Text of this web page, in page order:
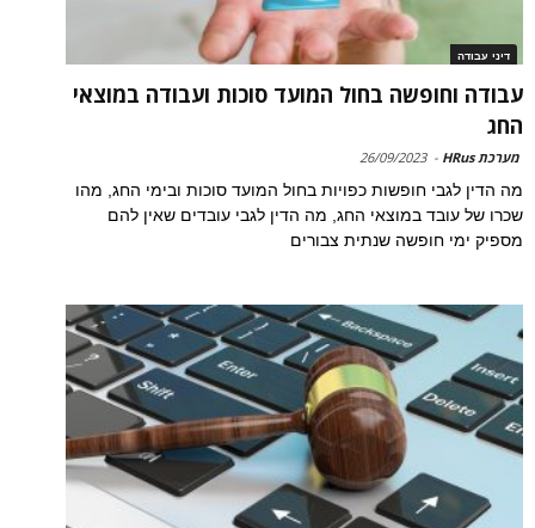
דיני עבודה
עבודה וחופשה בחול המועד סוכות ועבודה במוצאי
החג
מערכת HRus -
26/09/2023
מה הדין לגבי חופשות כפויות בחול המועד סוכות ובימי החג, מהו
שכרו של עובד במוצאי החג, מה הדין לגבי עובדים שאין להם
מספיק ימי חופשה שנתית צבורים